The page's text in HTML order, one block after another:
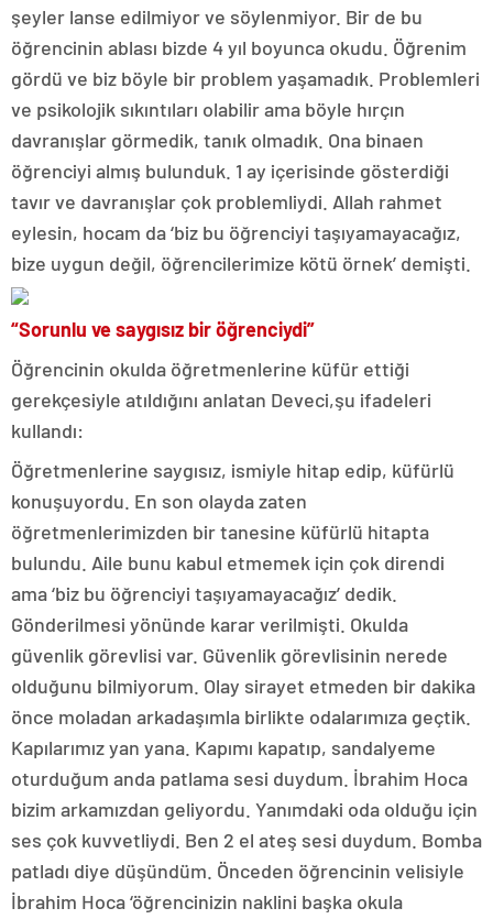
şeyler lanse edilmiyor ve söylenmiyor. Bir de bu
öğrencinin ablası bizde 4 yıl boyunca okudu. Öğrenim
gördü ve biz böyle bir problem yaşamadık. Problemleri
ve psikolojik sıkıntıları olabilir ama böyle hırçın
davranışlar görmedik, tanık olmadık. Ona binaen
öğrenciyi almış bulunduk. 1 ay içerisinde gösterdiği
tavır ve davranışlar çok problemliydi. Allah rahmet
eylesin, hocam da ‘biz bu öğrenciyi taşıyamayacağız,
bize uygun değil, öğrencilerimize kötü örnek’ demişti.
“Sorunlu ve saygısız bir öğrenciydi”
Öğrencinin okulda öğretmenlerine küfür ettiği
gerekçesiyle atıldığını anlatan Deveci,şu ifadeleri
kullandı:
Öğretmenlerine saygısız, ismiyle hitap edip, küfürlü
konuşuyordu. En son olayda zaten
öğretmenlerimizden bir tanesine küfürlü hitapta
bulundu. Aile bunu kabul etmemek için çok direndi
ama ‘biz bu öğrenciyi taşıyamayacağız’ dedik.
Gönderilmesi yönünde karar verilmişti. Okulda
güvenlik görevlisi var. Güvenlik görevlisinin nerede
olduğunu bilmiyorum. Olay sirayet etmeden bir dakika
önce moladan arkadaşımla birlikte odalarımıza geçtik.
Kapılarımız yan yana. Kapımı kapatıp, sandalyeme
oturduğum anda patlama sesi duydum. İbrahim Hoca
bizim arkamızdan geliyordu. Yanımdaki oda olduğu için
ses çok kuvvetliydi. Ben 2 el ateş sesi duydum. Bomba
patladı diye düşündüm. Önceden öğrencinin velisiyle
İbrahim Hoca ‘öğrencinizin naklini başka okula